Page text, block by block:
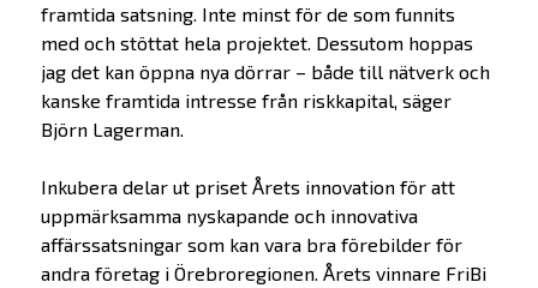
framtida satsning. Inte minst för de som funnits
med och stöttat hela projektet. Dessutom hoppas
jag det kan öppna nya dörrar – både till nätverk och
kanske framtida intresse från riskkapital, säger
Björn Lagerman.
Inkubera delar ut priset Årets innovation för att
uppmärksamma nyskapande och innovativa
affärssatsningar som kan vara bra förebilder för
andra företag i Örebroregionen. Årets vinnare FriBi